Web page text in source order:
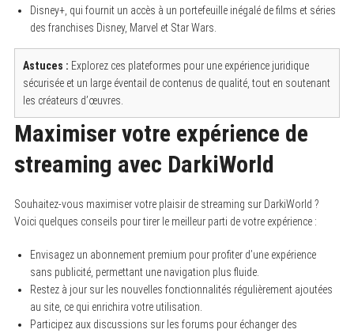
Disney+, qui fournit un accès à un portefeuille inégalé de films et séries
des franchises Disney, Marvel et Star Wars.
Astuces : Explorez ces plateformes pour une expérience juridique
sécurisée et un large éventail de contenus de qualité, tout en soutenant
les créateurs d’œuvres.
Maximiser votre expérience de
streaming avec DarkiWorld
Souhaitez-vous maximiser votre plaisir de streaming sur DarkiWorld ?
Voici quelques conseils pour tirer le meilleur parti de votre expérience :
Envisagez un abonnement premium pour profiter d’une expérience
sans publicité, permettant une navigation plus fluide.
Restez à jour sur les nouvelles fonctionnalités régulièrement ajoutées
au site, ce qui enrichira votre utilisation.
Participez aux discussions sur les forums pour échanger des